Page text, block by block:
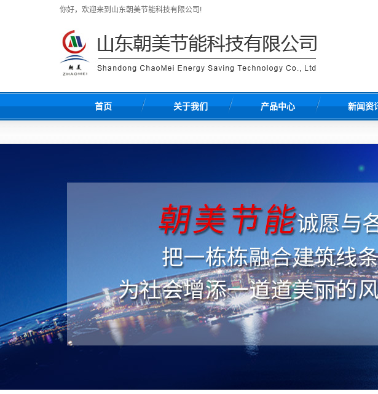
你好，欢迎来到山东朝美节能科技有限公司!
首页
关于我们
公司简介
荣誉资质
产品中心
EPS线条
EPS线条构件
挤塑板
砂浆
网格布
新闻资
朝美
行业
常见问